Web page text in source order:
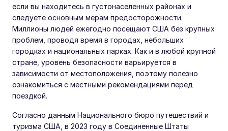
если вы находитесь в густонаселенных районах и
следуете основным мерам предосторожности.
Миллионы людей ежегодно посещают США без крупных
проблем, проводя время в городах, небольших
городках и национальных парках. Как и в любой крупной
стране, уровень безопасности варьируется в
зависимости от местоположения, поэтому полезно
ознакомиться с местными рекомендациями перед
поездкой.
Согласно данным Национального бюро путешествий и
туризма США, в 2023 году в Соединенные Штаты